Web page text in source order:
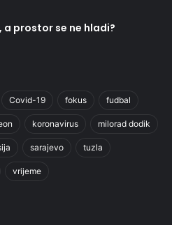
prostor se ne hladi?
Covid-19 fokus fudbal
koronavirus milorad dodik
sarajevo tuzla
vrijeme